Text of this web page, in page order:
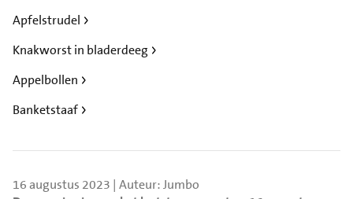
Apfelstrudel
Knakworst in bladerdeeg
Appelbollen
Banketstaaf
16 augustus 2023 | Auteur: Jumbo